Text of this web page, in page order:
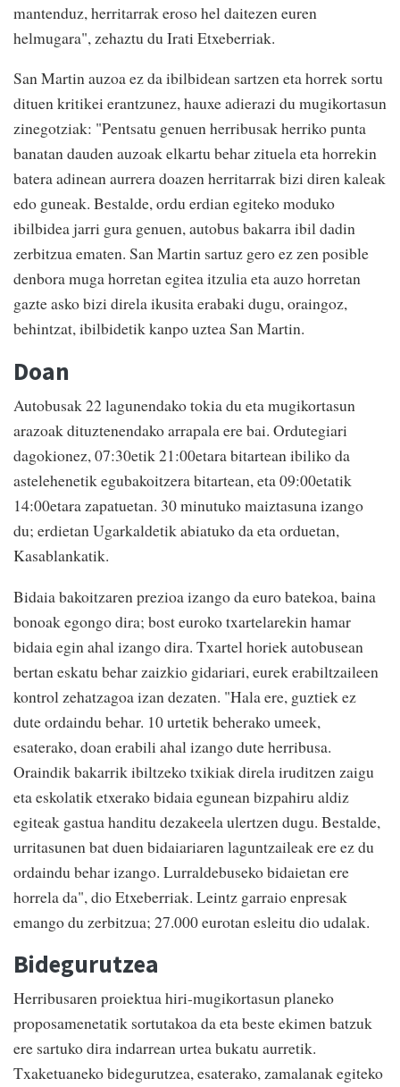
mantenduz, herritarrak eroso hel daitezen euren
helmugara", zehaztu du Irati Etxeberriak.
San Martin auzoa ez da ibilbidean sartzen eta horrek sortu
dituen kritikei erantzunez, hauxe adierazi du mugikortasun
zinegotziak: "Pentsatu genuen herribusak herriko punta
banatan dauden auzoak elkartu behar zituela eta horrekin
batera adinean aurrera doazen herritarrak bizi diren kaleak
edo guneak. Bestalde, ordu erdian egiteko moduko
ibilbidea jarri gura genuen, autobus bakarra ibil dadin
zerbitzua ematen. San Martin sartuz gero ez zen posible
denbora muga horretan egitea itzulia eta auzo horretan
gazte asko bizi direla ikusita erabaki dugu, oraingoz,
behintzat, ibilbidetik kanpo uztea San Martin.
Doan
Autobusak 22 lagunendako tokia du eta mugikortasun
arazoak dituztenendako arrapala ere bai. Ordutegiari
dagokionez, 07:30etik 21:00etara bitartean ibiliko da
astelehenetik egubakoitzera bitartean, eta 09:00etatik
14:00etara zapatuetan. 30 minutuko maiztasuna izango
du; erdietan Ugarkaldetik abiatuko da eta orduetan,
Kasablankatik.
Bidaia bakoitzaren prezioa izango da euro batekoa, baina
bonoak egongo dira; bost euroko txartelarekin hamar
bidaia egin ahal izango dira. Txartel horiek autobusean
bertan eskatu behar zaizkio gidariari, eurek erabiltzaileen
kontrol zehatzagoa izan dezaten. "Hala ere, guztiek ez
dute ordaindu behar. 10 urtetik beherako umeek,
esaterako, doan erabili ahal izango dute herribusa.
Oraindik bakarrik ibiltzeko txikiak direla iruditzen zaigu
eta eskolatik etxerako bidaia egunean bizpahiru aldiz
egiteak gastua handitu dezakeela ulertzen dugu. Bestalde,
urritasunen bat duen bidaiariaren laguntzaileak ere ez du
ordaindu behar izango. Lurraldebuseko bidaietan ere
horrela da", dio Etxeberriak. Leintz garraio enpresak
emango du zerbitzua; 27.000 eurotan esleitu dio udalak.
Bidegurutzea
Herribusaren proiektua hiri-mugikortasun planeko
proposamenetatik sortutakoa da eta beste ekimen batzuk
ere sartuko dira indarrean urtea bukatu aurretik.
Txaketuaneko bidegurutzea, esaterako, zamalanak egiteko